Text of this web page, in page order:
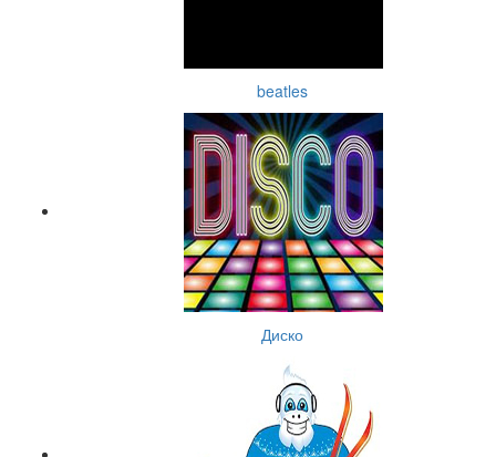
beatles
Диско